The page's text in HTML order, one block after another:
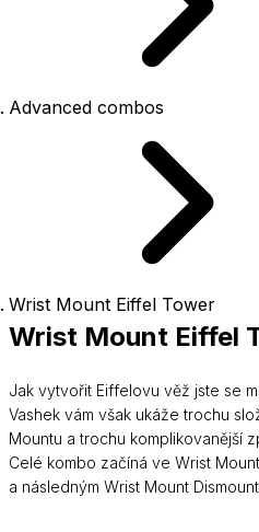
Advanced combos
Wrist Mount Eiffel Tower
Wrist Mount Eiffel
Jak vytvořit Eiffelovu věž jste se
Vashek vám však ukáže trochu
Mountu a trochu komplikovanější
Celé kombo začíná ve Wrist
a následným Wrist Mount